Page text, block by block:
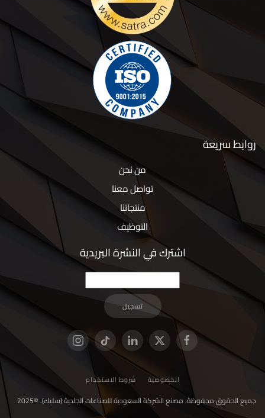
روابط سريعة
من نحن
تواصل معنا
منتجاتنا
التوظيف
اشترك في النشرة البريدية
تسجيل
الخصوصية شروط الاستخدام
جميع الحقوق محفوظة. مصنع الشركة السعودية للصناعات الجلدية (سليك). ©2025